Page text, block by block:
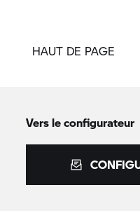
HAUT DE PAGE
Vers le configurateur